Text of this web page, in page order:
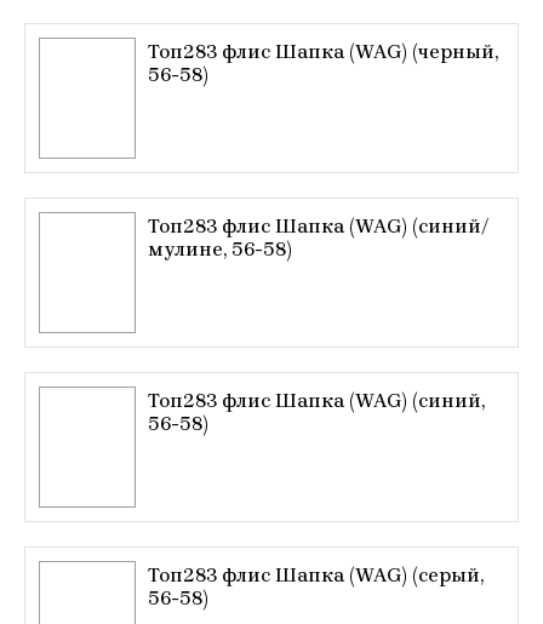
Топ283 флис Шапка (WAG) (черный,
56-58)
Топ283 флис Шапка (WAG) (синий/
мулине, 56-58)
Топ283 флис Шапка (WAG) (синий,
56-58)
Топ283 флис Шапка (WAG) (серый,
56-58)